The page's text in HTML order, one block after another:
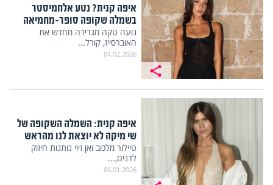
איפה קנית? נטע אלחמיסטר
בשמלה שקופה סופר-מחמיאה
נועה טקה מגדירה מחדש את
האוברסייז, קורל...
04.02.2026
איפה קנית: השמלה השקופה של
שי מיקה לא יוצאת לנו מהראש
טיילור מלכוב ואן זיוי נותנות חיזוק
לדנים,...
06.01.2026